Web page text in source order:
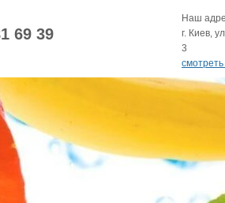
69 39
Наш
г. Киев,
3